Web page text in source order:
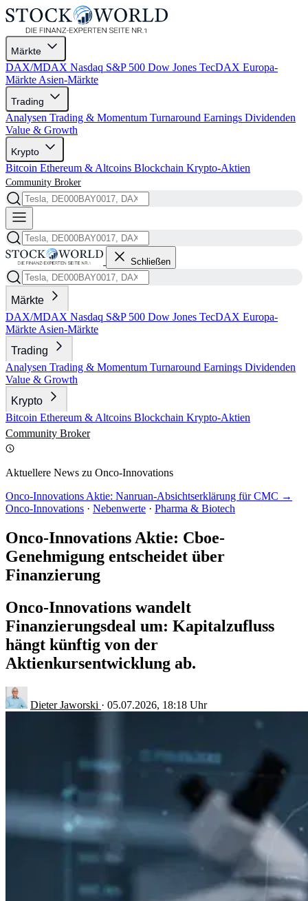
Märkte
DAX/MDAX Nasdaq S&P 500 Dow Jones TecDAX Europa-
Märkte Asien-Märkte
Trading
Analysen Trading & Momentum Turnaround Earnings Dividenden
Value & Growth
Krypto
Bitcoin Ethereum & Altcoins Blockchain Krypto-Aktien
Community Broker
Schließen
Märkte
DAX/MDAX Nasdaq S&P 500 Dow Jones TecDAX Europa-
Märkte Asien-Märkte
Trading
Analysen Trading & Momentum Turnaround Earnings Dividenden
Value & Growth
Krypto
Bitcoin Ethereum & Altcoins Blockchain Krypto-Aktien
Community Broker
Aktuellere News zu Onco-Innovations
Onco-Innovations Aktie: Nanruan-Absichtserklärung für CMC →
Onco-Innovations · Nebenwerte · Pharma & Biotech
Onco-Innovations Aktie: Cboe-
Genehmigung entscheidet über
Finanzierung
Onco-Innovations wandelt
Finanzierungsdeal um: Kapitalzufluss
hängt künftig von der
Aktienkursentwicklung ab.
Dieter Jaworski · 05.07.2026, 18:18 Uhr